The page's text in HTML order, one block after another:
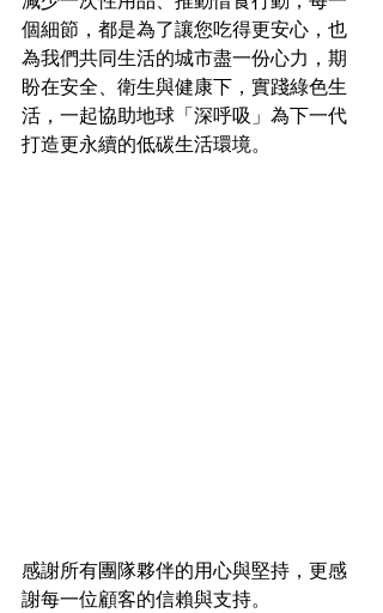
個細節，都是為了讓您吃得更安心，也
為我們共同生活的城市盡一份心力，期
盼在安全、衛生與健康下，實踐綠色生
活，一起協助地球「深呼吸」為下一代
打造更永續的低碳生活環境。
感謝所有團隊夥伴的用心與堅持，更感
謝每一位顧客的信賴與支持。